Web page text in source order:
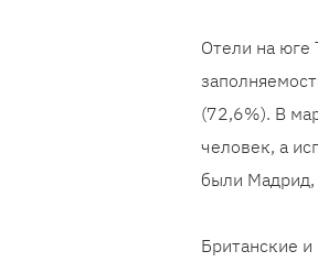
Отели на
(72,6%). В
человек, а
были Мадрид,
Британские